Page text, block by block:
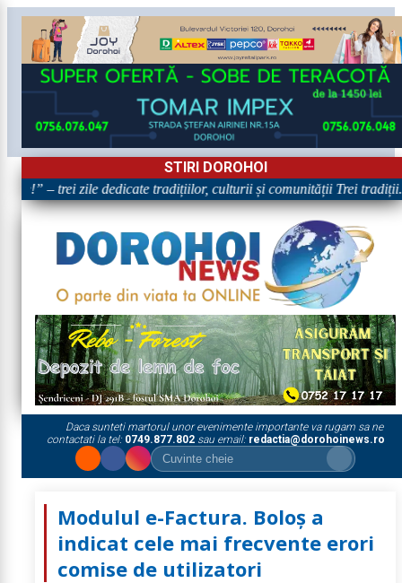
STIRI DOROHOI
– trei zile dedicate tradițiilor, culturii și comunității Trei tradiții.
Daca sunteti martorul unor evenimente importante va rugam sa ne
contactati la tel: 0749.877.802sau email: redactia@dorohoinews.ro
Modulul e-Factura. Boloș a
indicat cele mai frecvente erori
comise de utilizatori